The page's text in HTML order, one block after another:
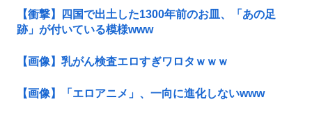
【衝撃】四国で出土した1300年前のお皿、「あの足
跡」が付いている模様www
【画像】乳がん検査エロすぎワロタｗｗｗ
【画像】「エロアニメ」、一向に進化しないwww